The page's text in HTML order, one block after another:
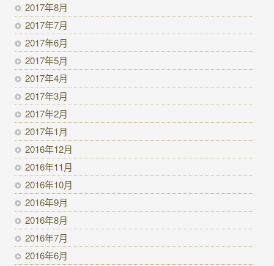
2017年8月
2017年7月
2017年6月
2017年5月
2017年4月
2017年3月
2017年2月
2017年1月
2016年12月
2016年11月
2016年10月
2016年9月
2016年8月
2016年7月
2016年6月